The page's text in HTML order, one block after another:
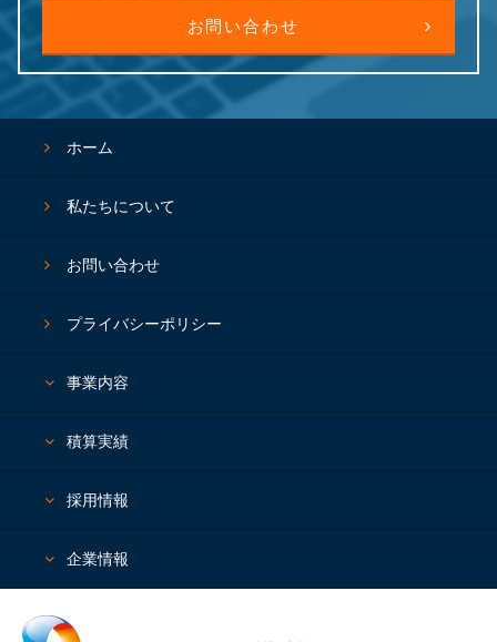
お問い合わせ
ホーム
私たちについて
お問い合わせ
プライバシーポリシー
事業内容
積算実績
採⽤情報
企業情報